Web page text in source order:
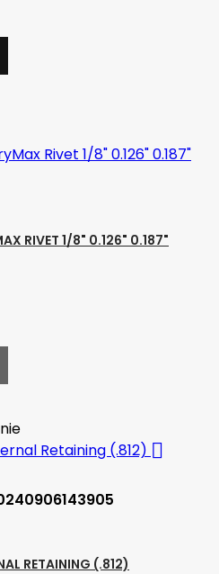
RIVET 1/8" 0.126" 0.187"

RETAINING (.812)